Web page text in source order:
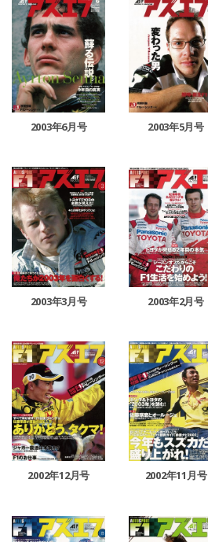
2003年6月号 2003年5月号
2003年3月号 2003年2月号
2002年12月号 2002年11月号